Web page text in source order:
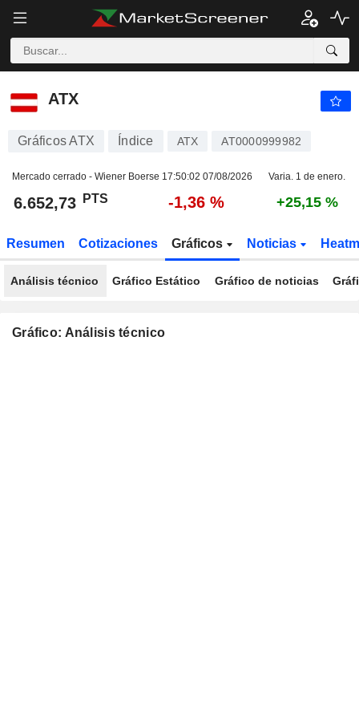
ATX
ATX
Gráficos ATX Índice ATX AT0000999982
Mercado cerrado - Wiener Boerse 17:50:02 07/08/2026 Varia. 1 de enero.
6.652,73 PTS -1,36 % +25,15 %
Resumen Cotizaciones Gráficos Noticias
Análisis técnico Gráfico Estático Gráfico de noticias
Gráfico: Análisis técnico